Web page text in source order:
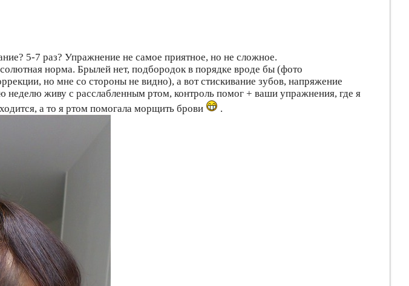
5-7 раз? Упражнение не самое приятное, но не сложное.
норма. Брылей нет, подбородок в порядке вроде бы (фото
но мне со стороны не видно), а вот стискивание зубов, напряжение
неделю живу с расслабленным ртом, контроль помог + ваши упражнения, где я
а то я ртом помогала морщить брови
.